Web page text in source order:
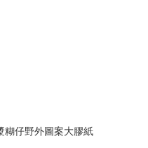
糊仔野外圖案大膠紙